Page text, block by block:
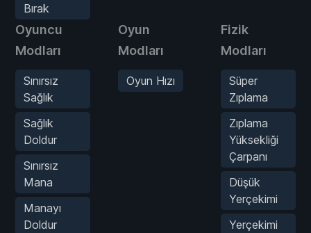
Bırak
Oyuncu
Modları
Sınırsız
Sağlık
Sağlık
Doldur
Sınırsız
Mana
Manayı
Doldur
Oyun
Modları
Oyun Hızı
Fizik
Modları
Süper
Zıplama
Zıplama
Yüksekliği
Çarpanı
Düşük
Yerçekimi
Yerçekimi